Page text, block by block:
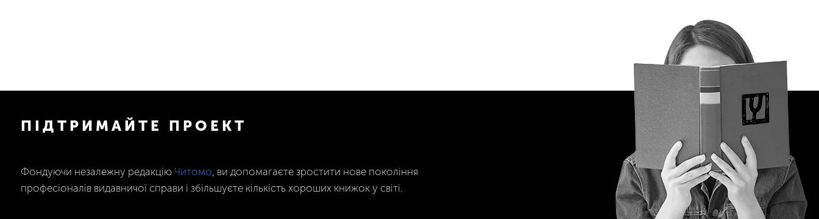
ПІДТРИМАЙТЕ ПРОЕКТ
Фондуючи незалежну редакцію Читомо , ви допомагаєте зростити нове покоління
професіоналів видавничої справи і збільшуєте кількість хороших книжок у світі.